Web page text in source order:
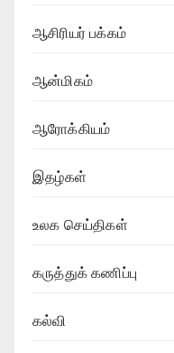
ஆசிரியர் பக்கம்
ஆன்மிகம்
ஆரோக்கியம்
இதழ்கள்
உலக செய்திகள்
கருத்துக் கணிப்பு
கல்வி